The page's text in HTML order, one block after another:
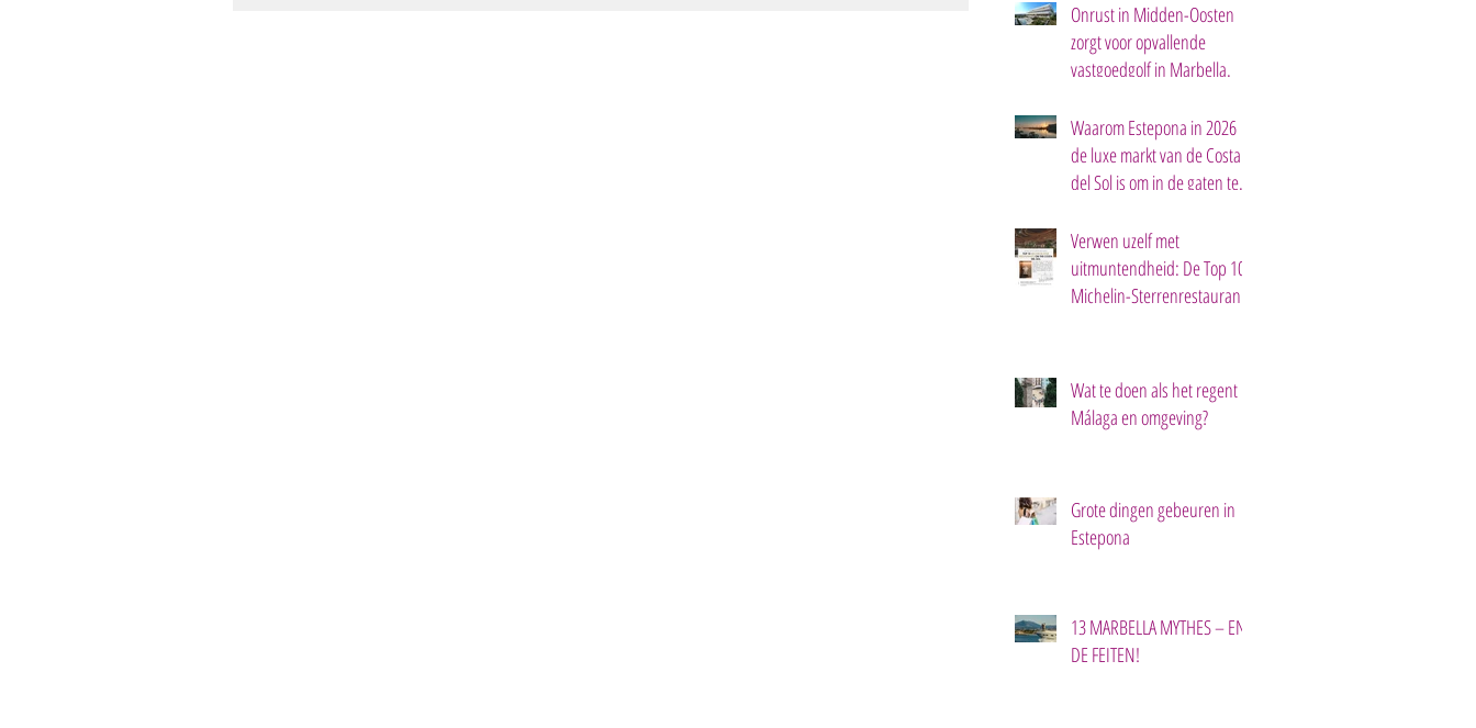
Onrust in Midden-Oosten
zorgt voor opvallende
vastgoedgolf in Marbella.
Waarom Estepona in 2026
de luxe markt van de Costa
del Sol is om in de gaten te
Verwen uzelf met
uitmuntendheid: De Top 10
Michelin-Sterrenrestaurants
Wat te doen als het regent in
Málaga en omgeving?
Grote dingen gebeuren in
Estepona
13 MARBELLA MYTHES – EN
DE FEITEN!